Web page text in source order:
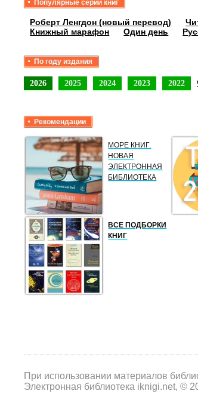
Популярные серии книг
Роберт Ленгдон (новый перевод)
Книжный марафон
Один день
По году издания
2026 2025 2024 2023 2022
Рекомендации
МОРЕ КНИГ.
НОВАЯ
ЭЛЕКТРОННАЯ
БИБЛИОТЕКА
ВСЕ ПОДБОРКИ
КНИГ
При использовании материалов
Электронная библиотека iknigi.net, ©